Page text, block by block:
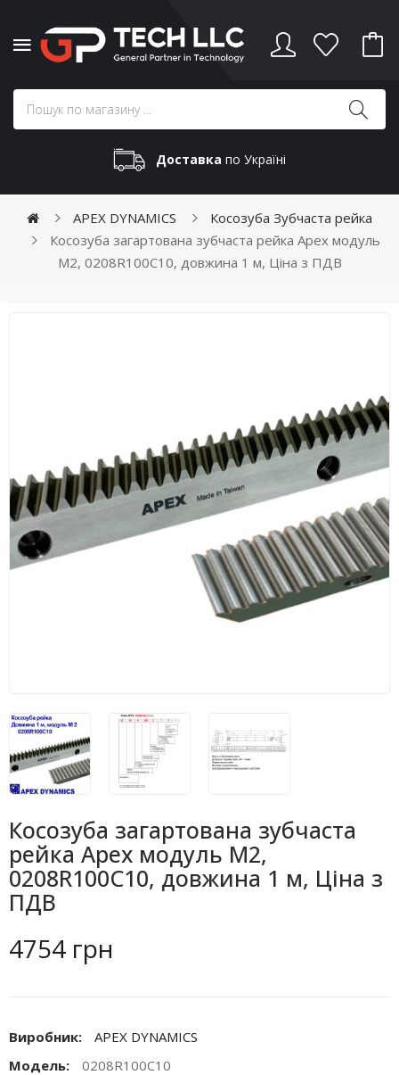
Доставка по Україні
APEX DYNAMICS
Косозуба Зубчаста рейка
Косозуба загартована зубчаста рейка Apex модуль
М2, 0208R100C10, довжина 1 м, Ціна з ПДВ
Косозуба загартована зубчаста
рейка Apex модуль М2,
0208R100C10, довжина 1 м, Ціна з
ПДВ
4754 грн
Виробник:
APEX DYNAMICS
Модель:
0208R100C10